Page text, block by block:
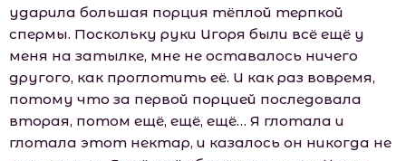
ударила большая порция тёплой терпкой
спермы. Поскольку руки Игоря были всё ещё у
меня на затылке, мне не оставалось ничего
другого, как проглотить её. И как раз вовремя,
потому что за первой порцией последовала
вторая, потом ещё, ещё, ещё… Я глотала и
глотала этот нектар, и казалось он никогда не